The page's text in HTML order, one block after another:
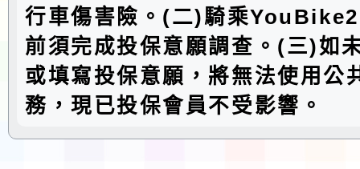
行車傷害險。(二)騎乘
前須完成投保意願調查。(三)如
或填寫投保意願，將無法使用公
務，現已投保會員不受影響。